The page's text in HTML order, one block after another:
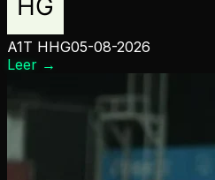
A1T HHG05-08-2026
Leer →